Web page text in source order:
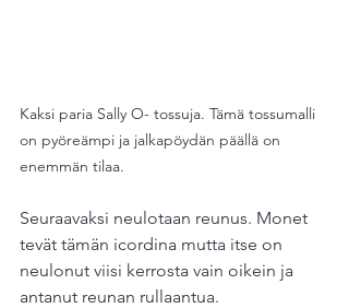
Kaksi paria Sally O- tossuja. Tämä tossumalli
on pyöreämpi ja jalkapöydän päällä on
enemmän tilaa.
Seuraavaksi neulotaan reunus. Monet
tevät tämän icordina mutta itse on
neulonut viisi kerrosta vain oikein ja
antanut reunan rullaantua.